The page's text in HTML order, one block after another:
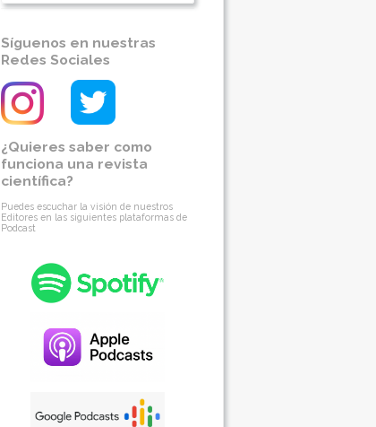
Síguenos en nuestras
Redes Sociales
¿Quieres saber como
funciona una revista
científica?
Puedes escuchar la visión de nuestros
Editores en las siguientes plataformas de
Podcast